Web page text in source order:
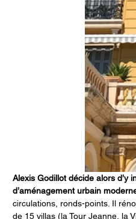
Alexis Godillot décide alors d’y
d’aménagement urbain
circulations, ronds-points. Il
de 15 villas (la Tour Jeanne, la